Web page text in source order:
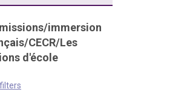
/immersion
/CECR/Les
d'école